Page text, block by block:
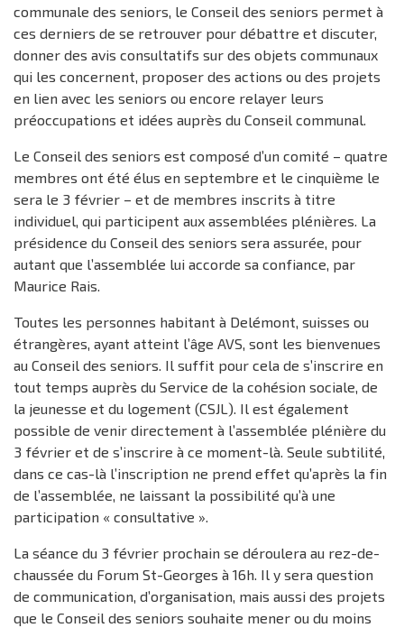
communale des seniors, le Conseil des seniors permet à
ces derniers de se retrouver pour débattre et discuter,
donner des avis consultatifs sur des objets communaux
qui les concernent, proposer des actions ou des projets
en lien avec les seniors ou encore relayer leurs
préoccupations et idées auprès du Conseil communal.
Le Conseil des seniors est composé d’un comité – quatre
membres ont été élus en septembre et le cinquième le
sera le 3 février – et de membres inscrits à titre
individuel, qui participent aux assemblées plénières. La
présidence du Conseil des seniors sera assurée, pour
autant que l’assemblée lui accorde sa confiance, par
Maurice Rais.
Toutes les personnes habitant à Delémont, suisses ou
étrangères, ayant atteint l’âge AVS, sont les bienvenues
au Conseil des seniors. Il suffit pour cela de s’inscrire en
tout temps auprès du Service de la cohésion sociale, de
la jeunesse et du logement (CSJL). Il est également
possible de venir directement à l’assemblée plénière du
3 février et de s’inscrire à ce moment-là. Seule subtilité,
dans ce cas-là l’inscription ne prend effet qu’après la fin
de l’assemblée, ne laissant la possibilité qu’à une
participation « consultative ».
La séance du 3 février prochain se déroulera au rez-de-
chaussée du Forum St-Georges à 16h. Il y sera question
de communication, d’organisation, mais aussi des projets
que le Conseil des seniors souhaite mener ou du moins